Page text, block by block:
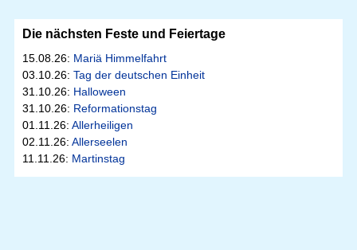
Die nächsten Feste und Feiertage
15.08.26: Mariä Himmelfahrt
03.10.26: Tag der deutschen Einheit
31.10.26: Halloween
31.10.26: Reformationstag
01.11.26: Allerheiligen
02.11.26: Allerseelen
11.11.26: Martinstag